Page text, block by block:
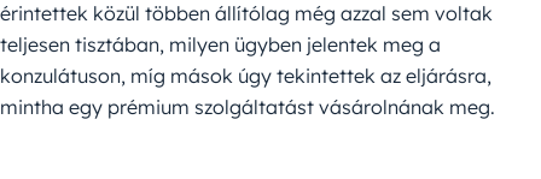
érintettek közül többen állítólag még azzal sem voltak
teljesen tisztában, milyen ügyben jelentek meg a
konzulátuson, míg mások úgy tekintettek az eljárásra,
mintha egy prémium szolgáltatást vásárolnának meg.